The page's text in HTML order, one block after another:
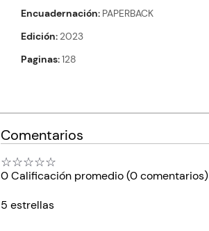
Encuadernación PAPERBACK
Edición 2023
Paginas 128
Comentarios
☆☆☆☆☆
0 Calificación promedio(0 comentarios)
5 estrellas